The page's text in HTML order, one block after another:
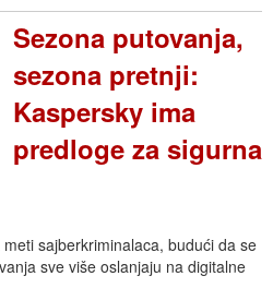
Sezona putovanja,
sezona pretnji:
Kaspersky ima
predloge za sigurna
sajberkriminalaca, budući da se
sve više oslanjaju na digitalne